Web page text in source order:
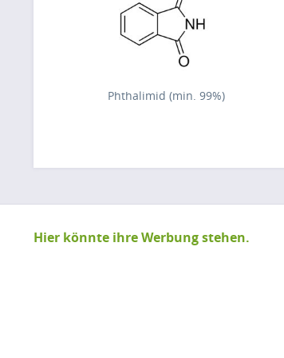
Phthalimid (min. 99%)
Hier könnte ihre Werbung stehen.